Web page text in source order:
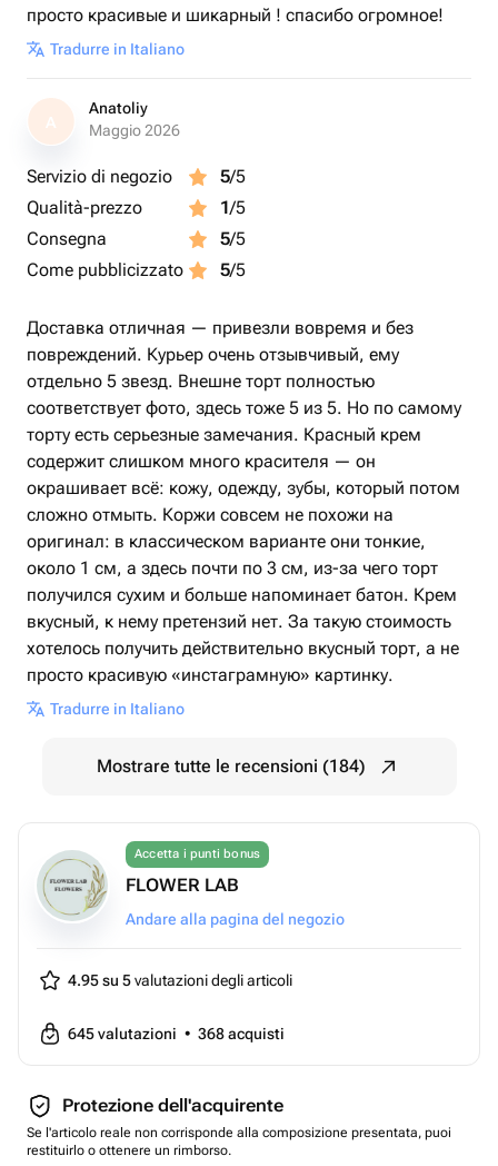
просто красивые и шикарный ! спасибо огромное!
Tradurre in Italiano
A
Anatoliy
Maggio 2026
Servizio di negozio 5/5
Qualità-prezzo
1/5
Consegna
5/5
Come pubblicizzato
5/5
Доставка отличная — привезли вовремя и без
повреждений. Курьер очень отзывчивый, ему
отдельно 5 звезд. Внешне торт полностью
соответствует фото, здесь тоже 5 из 5. Но по самому
торту есть серьезные замечания. Красный крем
содержит слишком много красителя — он
окрашивает всё: кожу, одежду, зубы, который потом
сложно отмыть. Коржи совсем не похожи на
оригинал: в классическом варианте они тонкие,
около 1 см, а здесь почти по 3 см, из-за чего торт
получился сухим и больше напоминает батон. Крем
вкусный, к нему претензий нет. За такую стоимость
хотелось получить действительно вкусный торт, а не
просто красивую «инстаграмную» картинку.
Tradurre in Italiano
Mostrare tutte le recensioni (184)
Accetta i punti bonus
FLOWER LAB
Andare alla pagina del negozio
4.95 su 5valutazioni degli articoli
645valutazioni • 368acquisti
Protezione dell'acquirente
Se l'articolo reale non corrisponde alla composizione presentata, puoi
restituirlo o ottenere un rimborso.